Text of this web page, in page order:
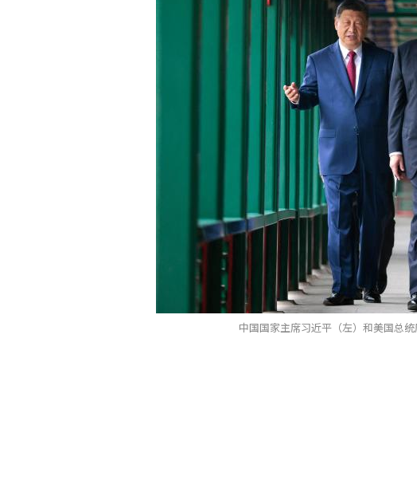
中国国家主席习近平（左）和美国总